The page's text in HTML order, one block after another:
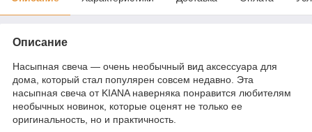
Описание
Насыпная свеча — очень необычный вид аксессуара для
дома, который стал популярен совсем недавно. Эта
насыпная свеча от KIANA наверняка понравится любителям
необычных новинок, которые оценят не только ее
оригинальность, но и практичность.